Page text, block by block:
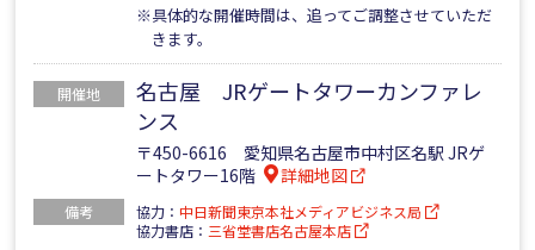
※具体的な開催時間は、追ってご調整させていただ
きます。
開催地
名古屋 JRゲートタワーカンファレ
ンス
〒450-6616 愛知県名古屋市中村区名駅 JRゲ
ートタワー16階
詳細地図
備考 協力： 中日新聞東京本社メディアビジネス局
協力書店： 三省堂書店名古屋本店